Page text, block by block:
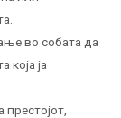
во собата да
која ја
престојот,